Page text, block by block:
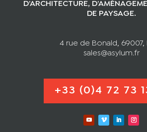
D’ARCHITECTURE,
DE PAYSAGE.
4 rue de Bonald, 69007,
sales@asylum.fr
+33 (0)4 72 73